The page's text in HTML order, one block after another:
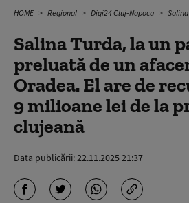
HOME Regional Digi24 Cluj-Napoca Salina Turda, la un
Salina Turda, la un
preluată de un
Oradea. El are de
9 milioane lei de la
clujeană
Data publicării:22.11.2025 21:37